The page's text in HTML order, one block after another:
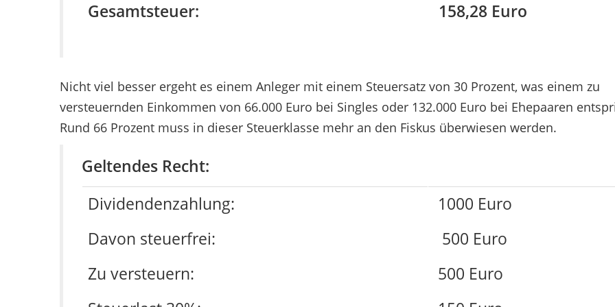
Gesamtsteuer: 158,28 Euro
Nicht viel besser ergeht es einem Anleger mit einem Steuersatz von 30 Prozent, was einem zu
versteuernden Einkommen von 66.000 Euro bei Singles oder 132.000 Euro bei Ehepaaren
Rund 66 Prozent muss in dieser Steuerklasse mehr an den Fiskus überwiesen werden.
Geltendes Recht:
Dividendenzahlung:
1000 Euro
Davon steuerfrei:
500 Euro
Zu versteuern:
500 Euro